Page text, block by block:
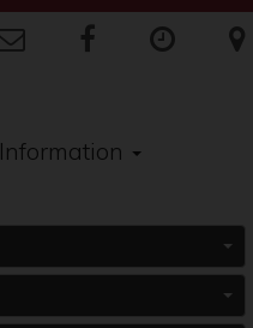
Information